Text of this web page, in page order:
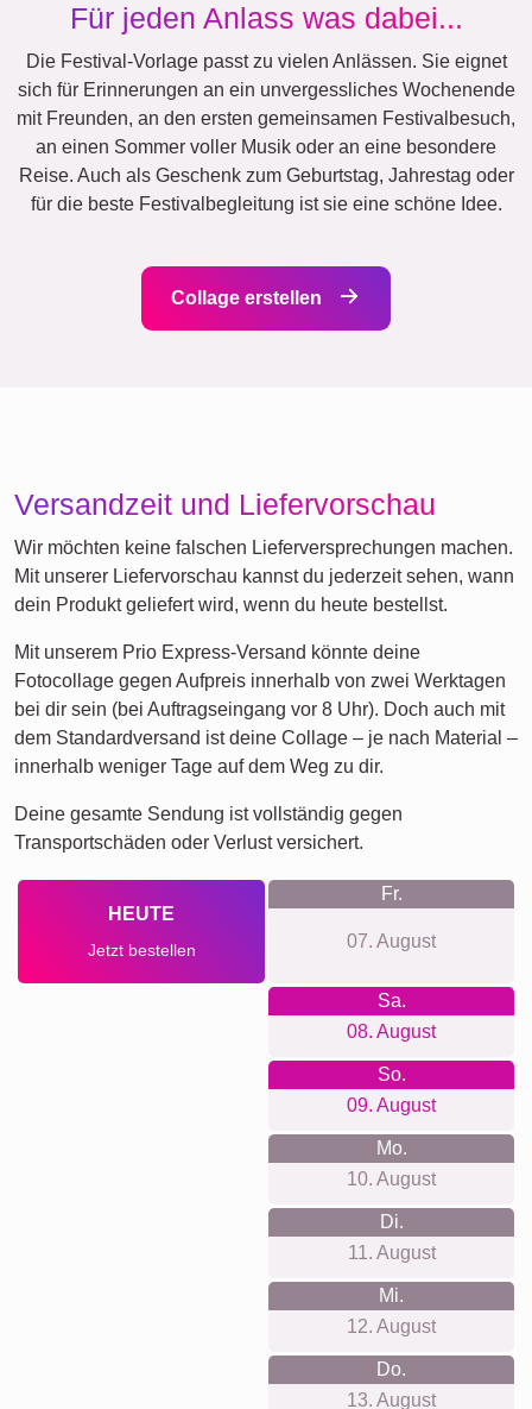
Viele!
Hunde
Katzen
XXL